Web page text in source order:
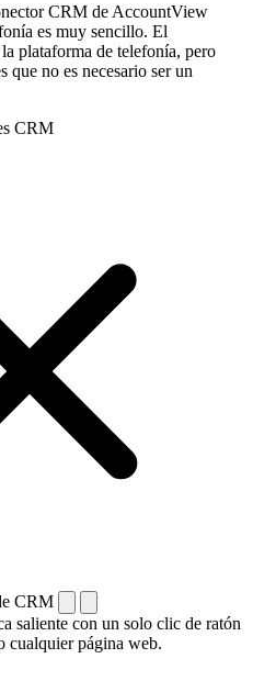
CRM de AccountView
es muy sencillo. El
plataforma de telefonía, pero
que no es necesario ser un
CRM
CRM
saliente con un solo clic de ratón
cualquier página web.